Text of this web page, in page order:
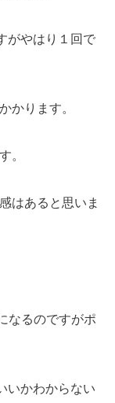
がやはり１回で
かります。
。
はあると思いま
なるのですがポ
いかわからない